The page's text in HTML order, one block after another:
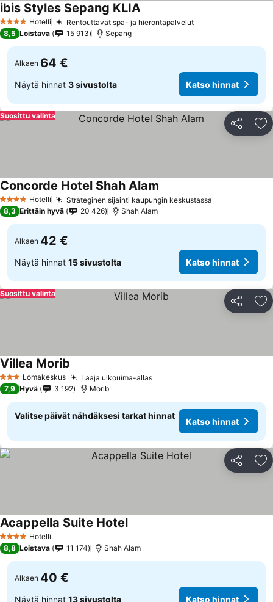
4 Tähtiluokitus
Hotelli Rentouttavat spa- ja hierontapalvelut
ibis Styles Sepang KLIA
8,5 Loistava 15 913 Sepang
Alkaen 64 €
Näytä hinnat 3 sivustolta Katso hinnat
Jaa
Suosittu valinta
4 Tähtiluokitus
Hotelli Strateginen sijainti kaupungin keskustassa
Concorde Hotel Shah Alam
8,3 Erittäin hyvä 20 426 Shah Alam
Alkaen 42 €
Näytä hinnat 15 sivustolta Katso hinnat
Jaa
Suosittu valinta
3 Tähtiluokitus
Lomakeskus Laaja ulkouima-allas
Villea Morib
7,9 Hyvä 3 192 Morib
Valitse päivät nähdäksesi tarkat hinnat
Katso hinnat
Jaa
4 Tähtiluokitus
Hotelli
Acappella Suite Hotel
8,8 Loistava 11 174 Shah Alam
Alkaen 40 €
Näytä hinnat 13 sivustolta Katso hinnat